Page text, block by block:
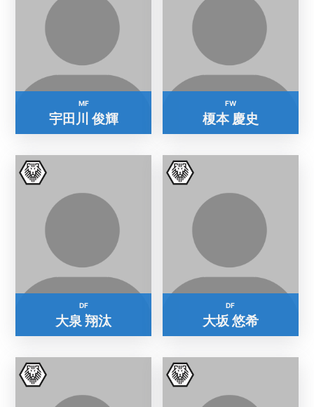
MF
宇田川 俊輝
FW
榎本 慶史
DF
大泉 翔汰
DF
大坂 悠希